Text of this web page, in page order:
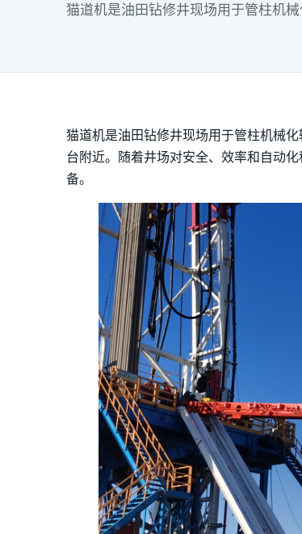
猫道机是油田钻修井现场用于管柱机
猫道机是油田钻修井现场用于管柱机械
台附近。随着井场对安全、效率和自动
备。